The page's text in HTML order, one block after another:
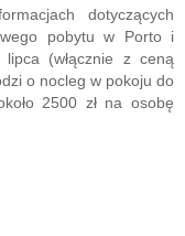
dotyczących
pobytu w Porto i
(włącznie z ceną
o nocleg w pokoju do
2500 zł na osobę